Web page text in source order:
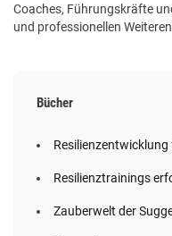
Coaches, Führungskräfte
und professionellen
Bücher
Resilienztrainings
Zauberwelt der